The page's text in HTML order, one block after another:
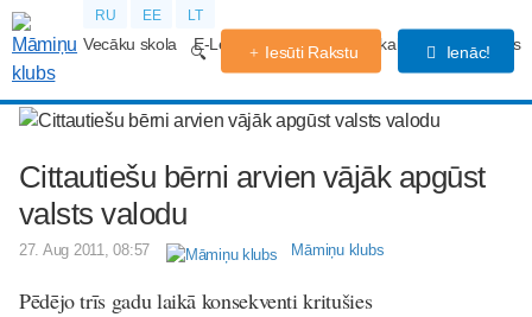
RU EE LT
Vecāku skola E-Lekcijas Grūtniecības kalendārs Forums
Iesūti Rakstu Ienāc!
Cittautiešu bērni arvien vājāk apgūst
valsts valodu
27. Aug 2011, 08:57 Māmiņu klubs
Pēdējo trīs gadu laikā konsekventi kritušies